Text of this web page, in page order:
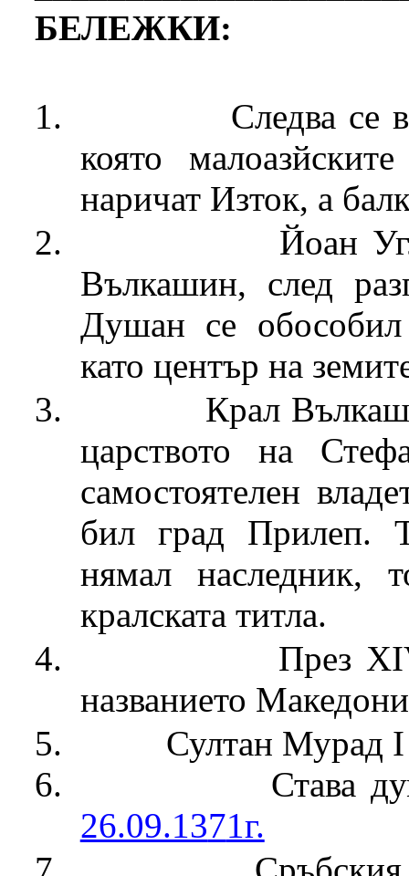
БЕЛЕЖКИ:
1.
Следва се
която
наричат Изток, а
2.
Йоан
Вълкашин, след
Душан се обособил
като център на
3.
Крал
царството на
самостоятелен
бил град Прилеп.
нямал наследник,
кралската титла.
4.
През
названието
5.
Султан Мурад
6.
Става
26.09.1371г.